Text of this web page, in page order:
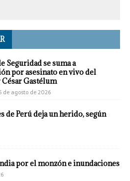
Seguridad se suma a
por asesinato en vivo del
Gastélum
de agosto de 2026
de Perú deja un herido, según
por el monzón e inundaciones